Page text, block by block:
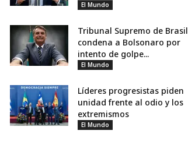
El Mundo
Tribunal Supremo de Brasil
condena a Bolsonaro por
intento de golpe...
El Mundo
Líderes progresistas piden
unidad frente al odio y los
extremismos
El Mundo